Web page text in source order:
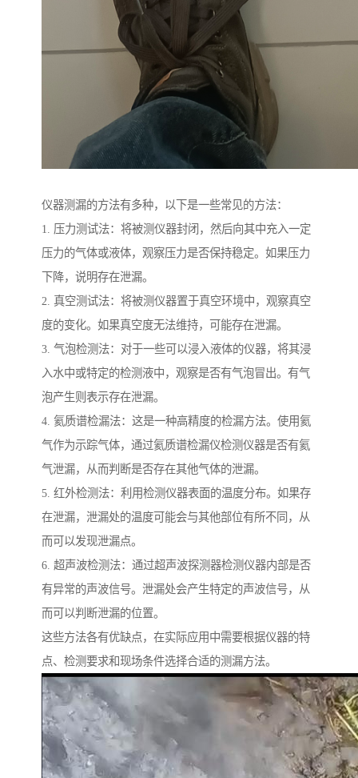
仪器测漏的方法有多种，以下是一些常见的方法：
1. 压力测试法：将被测仪器封闭，然后向其中充入一定
压力的气体或液体，观察压力是否保持稳定。如果压力
下降，说明存在泄漏。
2. 真空测试法：将被测仪器置于真空环境中，观察真空
度的变化。如果真空度无法维持，可能存在泄漏。
3. 气泡检测法：对于一些可以浸入液体的仪器，将其浸
入水中或特定的检测液中，观察是否有气泡冒出。有气
泡产生则表示存在泄漏。
4. 氦质谱检漏法：这是一种高精度的检漏方法。使用氦
气作为示踪气体，通过氦质谱检漏仪检测仪器是否有氦
气泄漏，从而判断是否存在其他气体的泄漏。
5. 红外检测法：利用检测仪器表面的温度分布。如果存
在泄漏，泄漏处的温度可能会与其他部位有所不同，从
而可以发现泄漏点。
6. 超声波检测法：通过超声波探测器检测仪器内部是否
有异常的声波信号。泄漏处会产生特定的声波信号，从
而可以判断泄漏的位置。
这些方法各有优缺点，在实际应用中需要根据仪器的特
点、检测要求和现场条件选择合适的测漏方法。